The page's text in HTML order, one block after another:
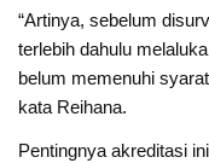
“Artinya, sebelum
terlebih dahulu
belum memenuhi
kata Reihana.
Pentingnya akreditasi